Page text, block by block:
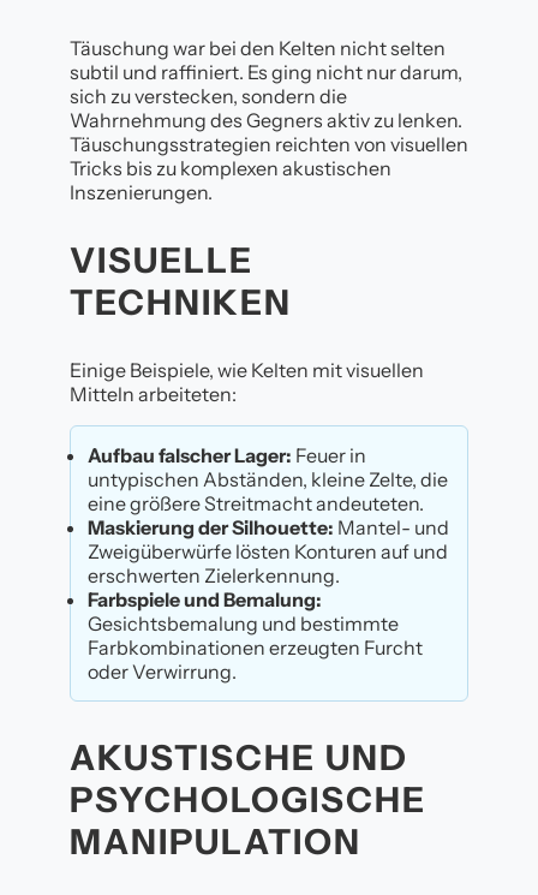
Täuschung war bei den Kelten nicht selten
subtil und raffiniert. Es ging nicht nur darum,
sich zu verstecken, sondern die
Wahrnehmung des Gegners aktiv zu lenken.
Täuschungsstrategien reichten von visuellen
Tricks bis zu komplexen akustischen
Inszenierungen.
VISUELLE
TECHNIKEN
Einige Beispiele, wie Kelten mit visuellen
Mitteln arbeiteten:
Aufbau falscher Lager: Feuer in
untypischen Abständen, kleine Zelte, die
eine größere Streitmacht andeuteten.
Maskierung der Silhouette: Mantel- und
Zweigüberwürfe lösten Konturen auf und
erschwerten Zielerkennung.
Farbspiele und Bemalung:
Gesichtsbemalung und bestimmte
Farbkombinationen erzeugten Furcht
oder Verwirrung.
AKUSTISCHE UND
PSYCHOLOGISCHE
MANIPULATION